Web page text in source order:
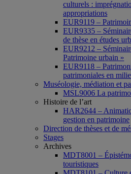
culturels :
appropriations
EUR9119 –
EUR9335 –
de thèse en études
EUR9212 –
Patrimoine urbain »
EUR9118 –
patrimoniales en
Muséologie, médiation et
MSL9006 La
Histoire de l’art
HAR2644 –
gestion en patrimoine
Direction de thèses et de
Stages
Archives
MDT8001 –
touristiques